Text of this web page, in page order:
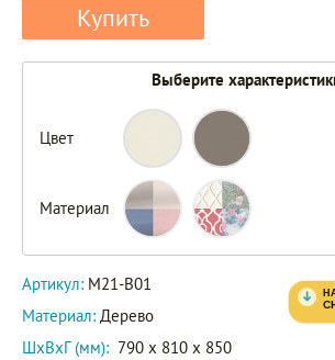
Купить
Выберите
Цвет
Материал
Артикул: M21-B01
Материал: Дерево
ШxВxГ (мм): 790 x 810 x 850